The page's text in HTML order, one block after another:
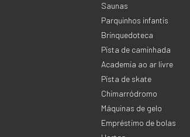
Saunas
Parquinhos infantis
Brinquedoteca
Pista de caminhada
Academia ao ar livre
Pista de skate
Chimarródromo
Máquinas de gelo
Empréstimo de bolas